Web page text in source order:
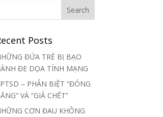
Posts
ĐỨA TRẺ BỊ BẠO
ĐE DỌA TÍNH MẠNG
– PHÂN BIỆT “ĐÓNG
VÀ “GIẢ CHẾT”
CƠN ĐAU KHÔNG